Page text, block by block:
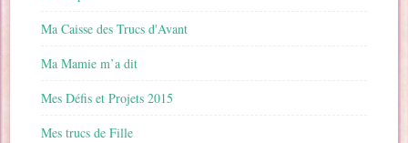
Ma Caisse des Trucs d'Avant
Ma Mamie m’a dit
Mes Défis et Projets 2015
Mes trucs de Fille